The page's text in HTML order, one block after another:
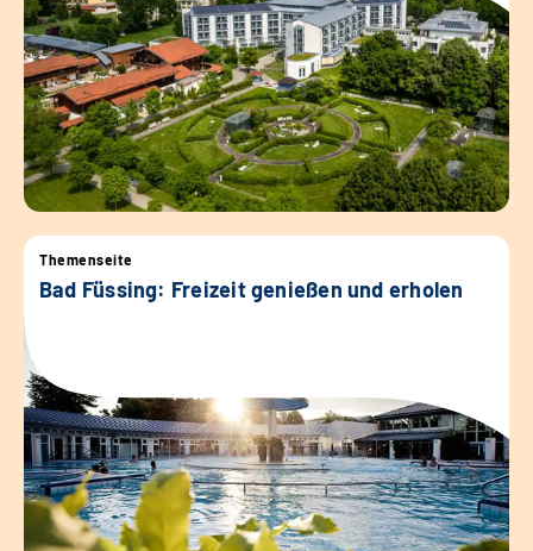
Themenseite
Bad Füssing: Freizeit genießen und erholen